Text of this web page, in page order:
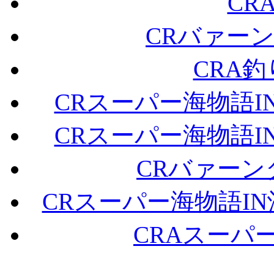
CRバァー
CRA釣
CRスーパー海物語
CRスーパー海物語
CRバァー
CRスーパー海物語
CRAスーパ